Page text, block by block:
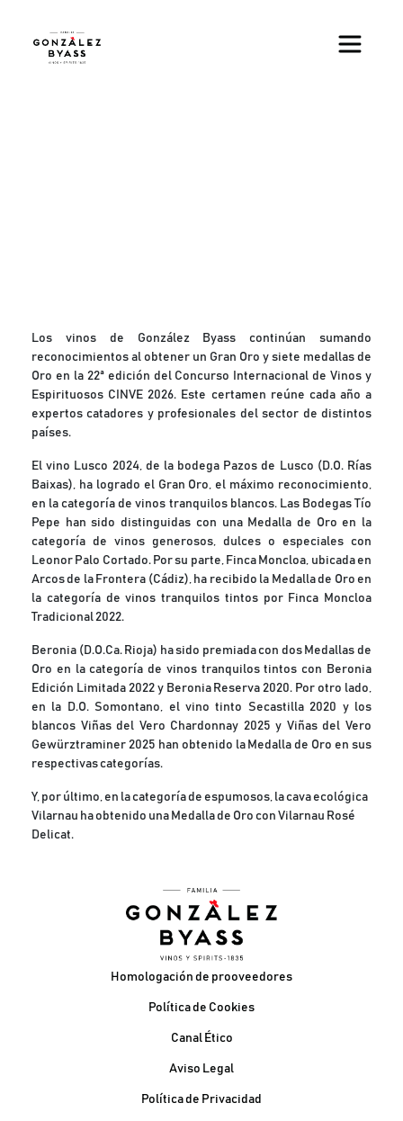
Los vinos de González Byass continúan sumando
reconocimientos al obtener un Gran Oro y siete medallas de
Oro en la 22ª edición del Concurso Internacional de Vinos y
Espirituosos CINVE 2026. Este certamen reúne cada año a
expertos catadores y profesionales del sector de distintos
países.
El vino Lusco 2024, de la bodega Pazos de Lusco (D.O. Rías
Baixas), ha logrado el Gran Oro, el máximo reconocimiento,
en la categoría de vinos tranquilos blancos. Las Bodegas Tío
Pepe han sido distinguidas con una Medalla de Oro en la
categoría de vinos generosos, dulces o especiales con
Leonor Palo Cortado. Por su parte, Finca Moncloa, ubicada en
Arcos de la Frontera (Cádiz), ha recibido la Medalla de Oro en
la categoría de vinos tranquilos tintos por Finca Moncloa
Tradicional 2022.
Beronia (D.O.Ca. Rioja) ha sido premiada con dos Medallas de
Oro en la categoría de vinos tranquilos tintos con Beronia
Edición Limitada 2022 y Beronia Reserva 2020. Por otro lado,
en la D.O. Somontano, el vino tinto Secastilla 2020 y los
blancos Viñas del Vero Chardonnay 2025 y Viñas del Vero
Gewürztraminer 2025 han obtenido la Medalla de Oro en sus
respectivas categorías.
Y, por último, en la categoría de espumosos, la cava ecológica
Vilarnau ha obtenido una Medalla de Oro con Vilarnau Rosé
Delicat.
Pie de páginaHomologación de prooveedores
Política de Cookies
Canal Ético
Aviso Legal
Política de Privacidad